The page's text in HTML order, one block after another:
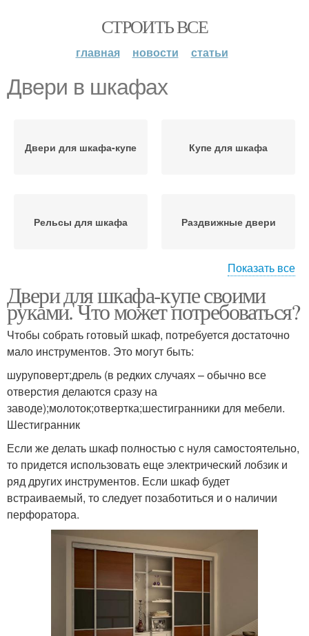
СТРОИТЬ ВСЕ
главная новости статьи
Двери в шкафах
Двери для шкафа-купе Купе для шкафа
Рельсы для шкафа Раздвижные двери
Двери для шкафа Распашные двери
Подвесные двери Двери для шкафов
Показать все
Двери для шкафа-купе своими
руками. Что может потребоваться?
Чтобы собрать готовый шкаф, потребуется достаточно
мало инструментов. Это могут быть:
шуруповерт;дрель (в редких случаях – обычно все
отверстия делаются сразу на
заводе);молоток;отвертка;шестигранники для мебели.
Шестигранник
Если же делать шкаф полностью с нуля самостоятельно,
то придется использовать еще электрический лобзик и
ряд других инструментов. Если шкаф будет
встраиваемый, то следует позаботиться и о наличии
перфоратора.